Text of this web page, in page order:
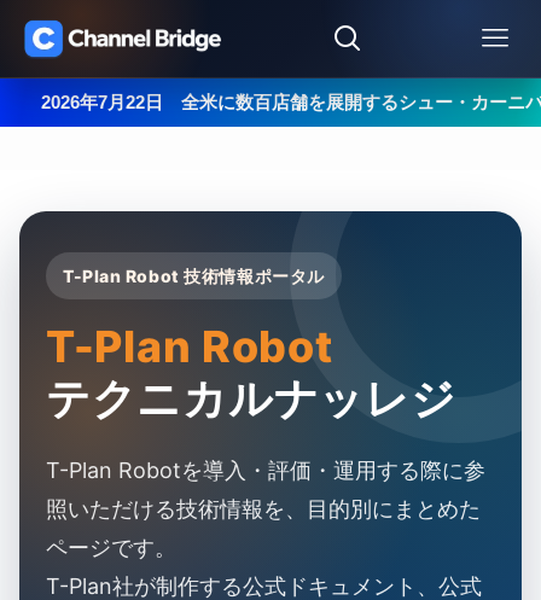
年7月22日 全米に数百店舗を展開するシュー・カーニバル（
T-Plan Robot 技術情報ポータル
T-Plan Robot
テクニカルナッレジ
T-Plan Robotを導入・評価・運用する際に参
照いただける技術情報を、目的別にまとめた
ページです。
T-Plan社が制作する公式ドキュメント、公式